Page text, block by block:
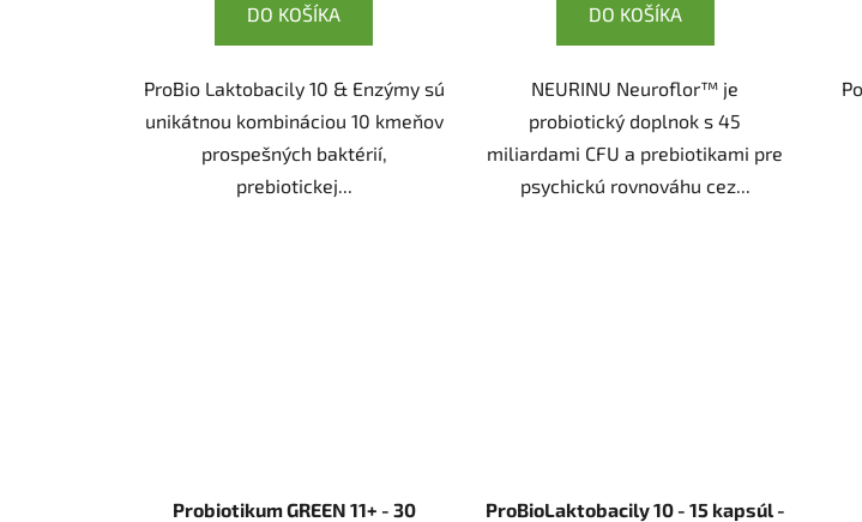
DO KOŠÍKA
ProBio Laktobacily 10 & Enzýmy sú
unikátnou kombináciou 10 kmeňov
prospešných baktérií,
prebiotickej...
DO KOŠÍKA
NEURINU Neuroflor™ je
probiotický doplnok s 45
miliardami CFU a prebiotikami pre
psychickú rovnováhu cez...
Probiotikum GREEN 11+ - 30
ProBioLaktobacily 10 - 15 kapsúl -